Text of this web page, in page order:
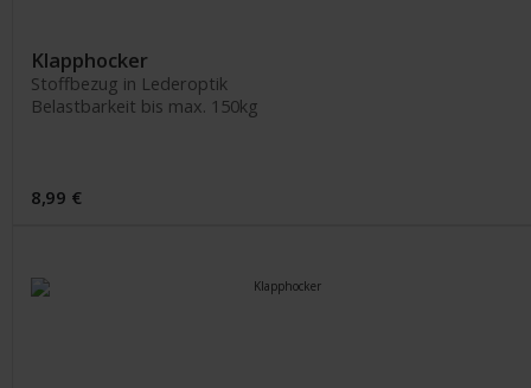
Klapphocker
Stoffbezug in Lederoptik
Belastbarkeit bis max. 150kg
8,99 €